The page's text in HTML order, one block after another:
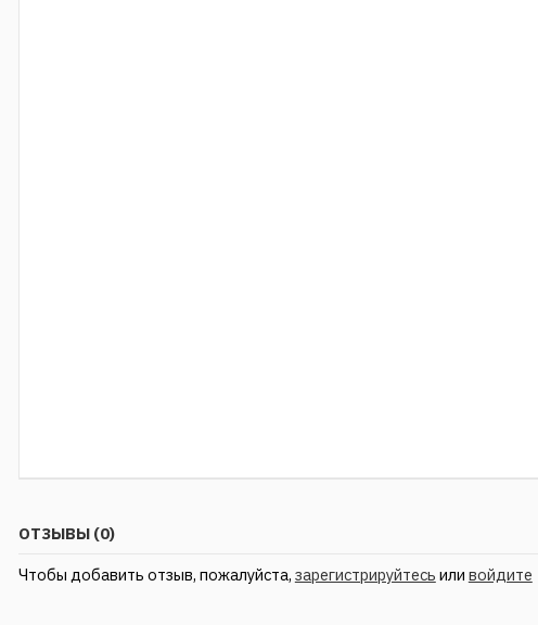
ОТЗЫВЫ (0)
Чтобы добавить отзыв, пожалуйста, зарегистрируйтесь или войдите